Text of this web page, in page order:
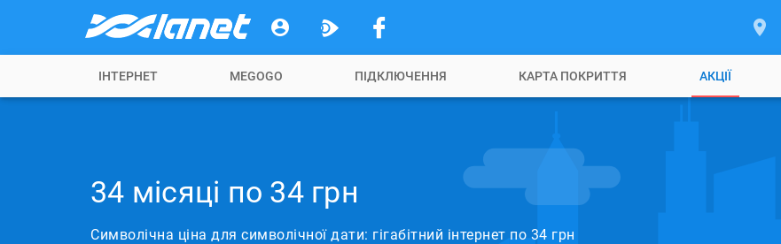
ІНТЕРНЕТ MEGOGO ПІДКЛЮЧЕННЯ КАРТА ПОКРИТТЯ АКЦІЇ
34 місяці по 34 грн
Символічна ціна для символічної дати: гігабітний інтернет по 34 грн